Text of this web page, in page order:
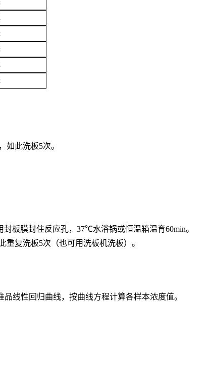
如此洗板5次。
板膜封住反应孔，37℃水浴锅或恒温箱温育60min。
重复洗板5次（也可用洗板机洗板）。
线性回归曲线，按曲线方程计算各样本浓度值。